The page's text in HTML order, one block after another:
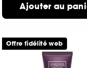
Ajouter au
Offre fidélité web